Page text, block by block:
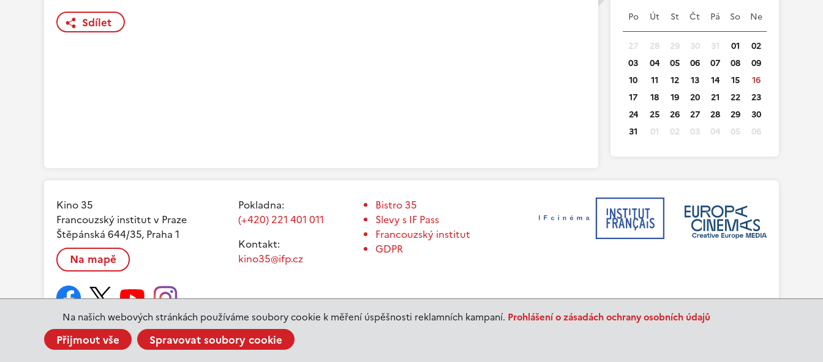
Na našich webových stránkách používáme soubory cookie k měření úspěšnosti reklamních kampaní. Prohlášení o zásadách ochrany osobních údajů
Přijmout vše Spravovat soubory cookie
Po Út St Čt Pá So Ne
27 28 29 30 31 01
02
03
04 05 06 07 08
09
10
11 12 13 14 15
16
17
18 19 20 21 22
23
24
25 26 27 28 29
30
31
01 02 03 04 05 06
Sdílet
Kino 35
Francouzský institut v Praze
Štěpánská 644/35, Praha 1
Na mapě
Pokladna:
(+420) 221 401 011
Kontakt:
kino35@ifp.cz
Bistro 35
Slevy s IF Pass
Francouzský institut
GDPR
© 2023 Institut français de Prague |www.ifp.cz